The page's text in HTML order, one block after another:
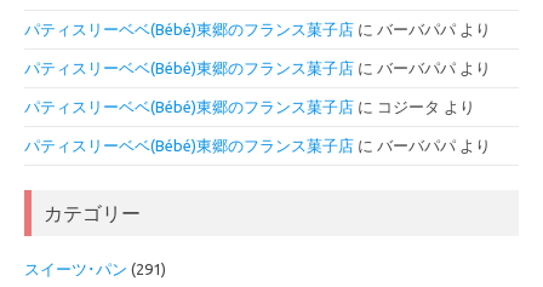
パティスリーベベ(Bébé)東郷のフランス菓子店 に バーバパパ より
パティスリーベベ(Bébé)東郷のフランス菓子店 に バーバパパ より
パティスリーベベ(Bébé)東郷のフランス菓子店 に コジータ より
パティスリーベベ(Bébé)東郷のフランス菓子店 に バーバパパ より
カテゴリー
スイーツ･パン (291)